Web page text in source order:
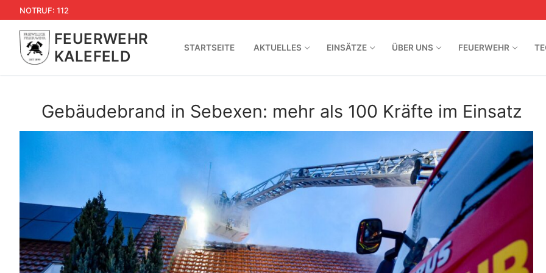
Inhalt
springen
NOTRUF: 112
FEUERWEHR
KALEFELD
STARTSEITE AKTUELLES EINSÄTZE ÜBER UNS FEUERWEHR
Gebäudebrand in Sebexen: mehr als 100 Kräfte im Einsatz